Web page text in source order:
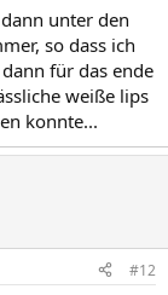
unter den
so dass ich
für das ende
weiße lips
konnte...
#12